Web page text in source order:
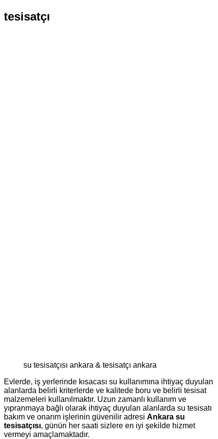
tesisatçı
su tesisatçısı ankara & tesisatçı ankara
Evlerde, iş yerlerinde kısacası su kullanımına ihtiyaç duyulan
alanlarda belirli kriterlerde ve kalitede boru ve belirli tesisat
malzemeleri kullanılmaktır. Uzun zamanlı kullanım ve
yıpranmaya bağlı olarak ihtiyaç duyulan alanlarda su tesisatı
bakım ve onarım işlerinin güvenilir adresi Ankara su
tesisatçısı, günün her saati sizlere en iyi şekilde hizmet
vermeyi amaçlamaktadır.